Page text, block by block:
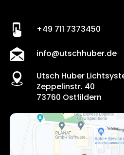
+49 711 7373450
info@utschhuber.de
Utsch Huber
Zeppelinstr. 40
73760 Ostfildern